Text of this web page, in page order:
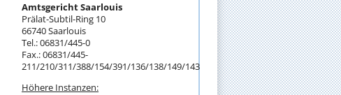
Amtsgericht Saarlouis
Prälat-Subtil-Ring 10
66740 Saarlouis
Tel.: 06831/445-0
Fax.: 06831/445-
211/210/311/388/154/391/136/138/149/143
Höhere Instanzen: